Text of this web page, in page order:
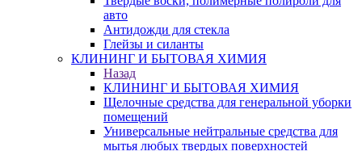
авто
Антидожди для стекла
Глейзы и силанты
КЛИНИНГ И БЫТОВАЯ ХИМИЯ
Назад
КЛИНИНГ И БЫТОВАЯ ХИМИЯ
Щелочные средства для генеральной уборки
помещений
Универсальные нейтральные средства для
мытья любых твердых поверхностей